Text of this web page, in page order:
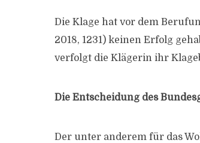
Die Klage hat vor dem
2018, 1231) keinen Erfolg
verfolgt die Klägerin ihr
Die Entscheidung des
Der unter anderem für das